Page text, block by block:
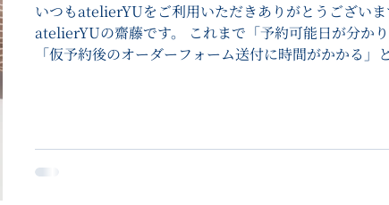
いつもatelierYUをご利用いただきありがとうございま
atelierYUの齋藤です。 これまで「予約可能日が分かり
「仮予約後のオーダーフォーム送付に時間がかかる」